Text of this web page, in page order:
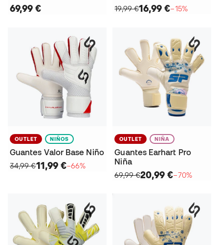
69,99 €
19,99 €16,99 €−15%
OUTLET NIÑOS
Guantes Valor Base Niño
34,99 €11,99 €−66%
OUTLET NIÑA
Guantes Earhart Pro
Niña
69,99 €20,99 €−70%